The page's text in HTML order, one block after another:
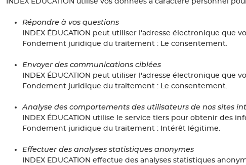
Répondre à vos questions
INDEX ÉDUCATION peut utiliser l'adresse électronique que
Fondement juridique du traitement : Le consentement.
Envoyer des communications ciblées
INDEX ÉDUCATION peut utiliser l'adresse électronique que
Fondement juridique du traitement : Le consentement.
Analyse des comportements des utilisateurs de nos sites
INDEX ÉDUCATION utilise le service tiers pour obtenir des
Fondement juridique du traitement : Intérêt légitime.
Effectuer des analyses statistiques anonymes
INDEX EDUCATION effectue des analyses statistiques